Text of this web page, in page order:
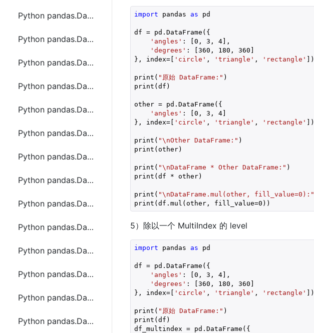
Python pandas.DataFrame.convert_objects和compound函数方法的使用
Python pandas.DataFrame.copy函数方法的使用
Python pandas.DataFrame.corr函数方法的使用
Python pandas.DataFrame.count函数方法的使用
Python pandas.DataFrame.cov函数方法的使用
Python pandas.DataFrame.cummax函数方法的使用
Python pandas.DataFrame.cummin函数方法的使用
Python pandas.DataFrame.cumprod函数方法的使用
Python pandas.DataFrame.cumsum函数方法的使用
Python pandas.DataFrame.describe函数方法的使用
Python pandas.DataFrame.diff函数方法的使用
Python pandas.DataFrame.div函数方法的使用
Python pandas.DataFrame.divide函数方法的使用
Python pandas.DataFrame.dot函数方法的使用
import pandas as pd
df = pd.DataFrame({
'angles' : [0 , 3 , 4],
'degrees' : [360 , 180 , 360 ]
}, index=[ 'circle' , 'triangle' , 'rectangle' ])
print( "原始 DataFrame:" )
print(df)
other = pd.DataFrame({
'angles' : [0 , 3 , 4]
}, index=[ 'circle' , 'triangle' , 'rectangle' ])
print( "\nOther DataFrame:" )
print(other)
print( "\nDataFrame * Other DataFrame:" )
print(df * other)
print( "\nDataFrame.mul(other, fill_value=0):"
print(df.mul(other, fill_value=0 ))
5）除以一个 MultiIndex 的 level
import pandas as pd
df = pd.DataFrame({
'angles' : [0 , 3 , 4],
'degrees' : [360 , 180 , 360 ]
}, index=[ 'circle' , 'triangle' , 'rectangle' ])
print( "原始 DataFrame:" )
print(df)
df_multindex = pd.DataFrame({